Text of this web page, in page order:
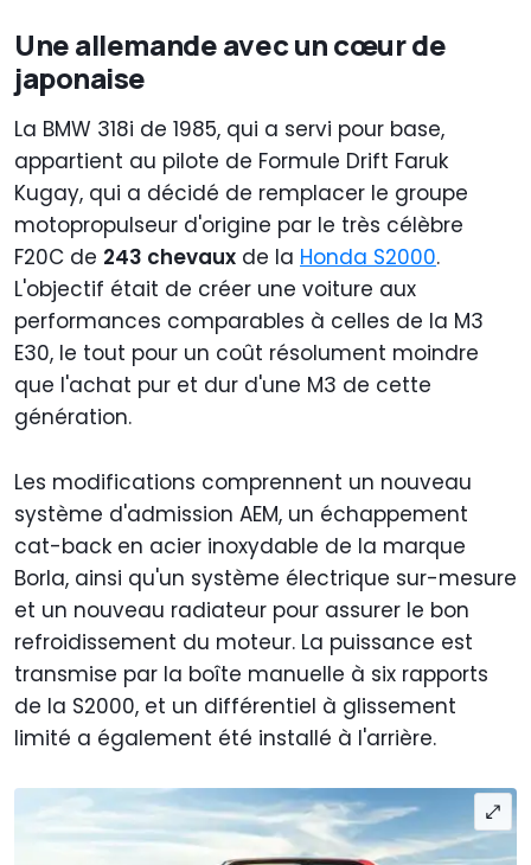
Une allemande avec un cœur de
japonaise
La BMW 318i de 1985, qui a servi pour base,
appartient au pilote de Formule Drift Faruk
Kugay, qui a décidé de remplacer le groupe
motopropulseur d'origine par le très célèbre
F20C de 243 chevaux de la Honda S2000.
L'objectif était de créer une voiture aux
performances comparables à celles de la M3
E30, le tout pour un coût résolument moindre
que l'achat pur et dur d'une M3 de cette
génération.
Les modifications comprennent un nouveau
système d'admission AEM, un échappement
cat-back en acier inoxydable de la marque
Borla, ainsi qu'un système électrique sur-mesure
et un nouveau radiateur pour assurer le bon
refroidissement du moteur. La puissance est
transmise par la boîte manuelle à six rapports
de la S2000, et un différentiel à glissement
limité a également été installé à l'arrière.